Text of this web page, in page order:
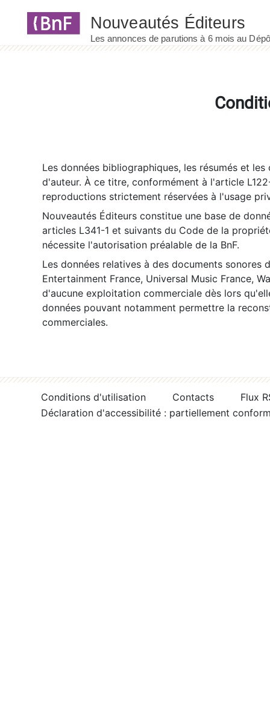
Les données bibliographiques, les résumés et
d'auteur. À ce titre, conformément à l'article
reproductions strictement réservées à l'usage
Nouveautés Éditeurs constitue une base de
articles L341-1 et suivants du Code de la
nécessite l'autorisation préalable de la BnF.
Les données relatives à des documents sonores
Entertainment France, Universal Music France,
d'aucune exploitation commerciale dès lors
données pouvant notamment permettre la
commerciales.
Conditions d'utilisation Contacts
Flux
Déclaration d'accessibilité : partiellement